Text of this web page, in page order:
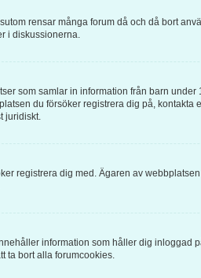
rensar många forum då och då bort
i diskussionerna.
som samlar in information från barn under
du försöker registrera dig på, kontakta
juridiskt.
registrera dig med. Ägaren av
information som håller dig inloggad
ta bort alla forumcookies.